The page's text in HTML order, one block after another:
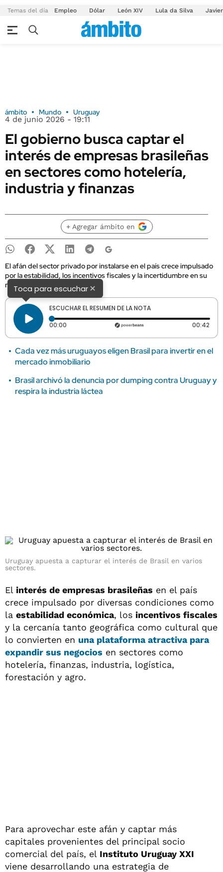
Temas del día Empleo Dólar León XIV Lula da Silva
ámbito Mundo Uruguay
4 de junio 2026 - 19:11
El gobierno busca captar el
interés de empresas brasileñas
en sectores como hotelería,
industria y finanzas
+ Agregar ámbito en
El afán del sector privado por instalarse en el país crece impulsado
por la estabilidad, los incentivos fiscales y la incertidumbre en su
mercado interno.
Toca para escuchar×
ESCUCHAR EL RESUMEN DE LA NOTA
00:00 Tiempo transcurrido: 0 segundos 00:42
Cada vez más uruguayos eligen Brasil para invertir en el
mercado inmobiliario
Brasil archivó la denuncia por dumping contra Uruguay y
respira la industria láctea
Uruguay apuesta a capturar el interés de Brasil en varios
sectores.
El interés de empresas brasileñas en el país
crece impulsado por diversas condiciones como
la estabilidad económica, los incentivos fiscales
y la cercanía tanto geográfica como cultural que
lo convierten en una plataforma atractiva para
expandir sus negocios en sectores como
hotelería, finanzas, industria, logística,
forestación y agro.
Para aprovechar este afán y captar más
capitales provenientes del principal socio
comercial del país, el Instituto Uruguay XXI
viene desarrollando una estrategia de